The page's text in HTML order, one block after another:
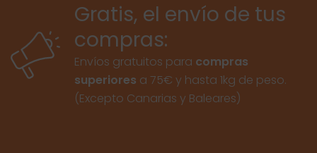
Gratis, el envío de tus
compras:
Envíos gratuitos para compras
superiores a 75€ y hasta 1kg de peso.
(Excepto Canarias y Baleares)